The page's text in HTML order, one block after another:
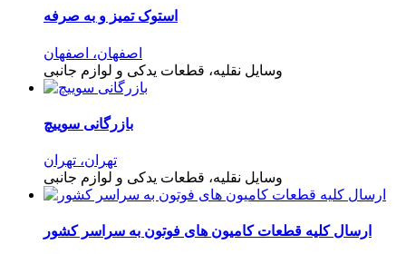
استوک تمیز و به صرفه
اصفهان، اصفهان
وسایل نقلیه، قطعات یدکی و لوازم جانبی
بازرگانی سوییچ
تهران، تهران
وسایل نقلیه، قطعات یدکی و لوازم جانبی
ارسال کلیه قطعات کامیون های فوتون به سراسر کشور